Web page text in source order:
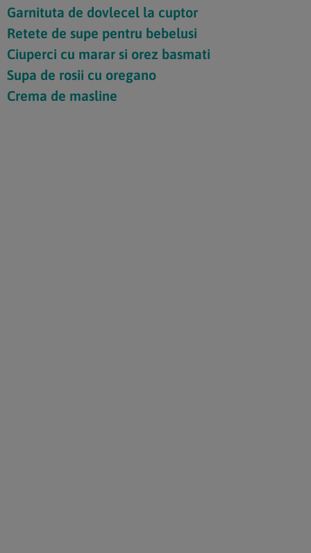
Garnituta de dovlecel la cuptor
Retete de supe pentru bebelusi
Ciuperci cu marar si orez basmati
Supa de rosii cu oregano
Crema de masline